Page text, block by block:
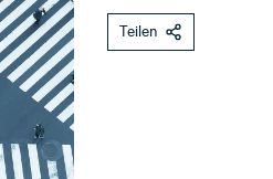
Teilen